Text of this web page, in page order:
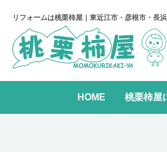
リフォームは桃栗柿屋｜東近江市・彦根市・長
HOME 桃栗柿屋